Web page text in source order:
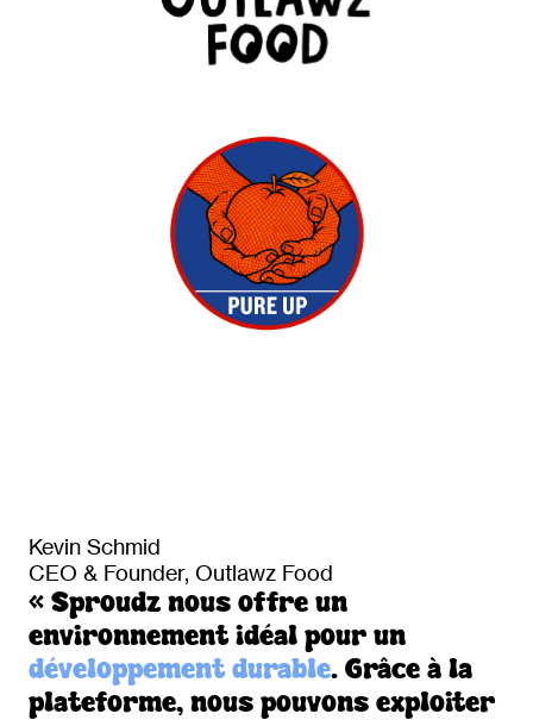
Kevin Schmid
CEO & Founder, Outlawz Food
« Sproudz nous offre un
environnement idéal pour un
développement durable. Grâce à la
plateforme, nous pouvons exploiter